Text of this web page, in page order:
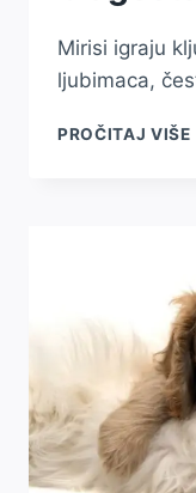
Mirisi igraju
ljubimaca,
PROČITAJ VIŠE